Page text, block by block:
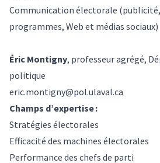
Communication électorale
programmes, Web et médias sociaux)
Éric Montigny, professeur agrégé,
politique
eric.montigny@pol.ulaval.ca
Champs d’expertise :
Stratégies électorales
Efficacité des machines électorales
Performance des chefs de parti